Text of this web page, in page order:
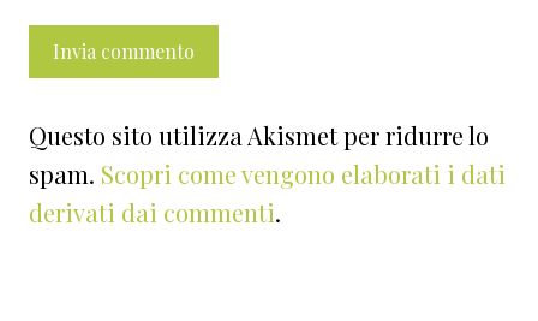
Questo sito utilizza Akismet per ridurre lo
spam. Scopri come vengono elaborati i dati
derivati dai commenti.